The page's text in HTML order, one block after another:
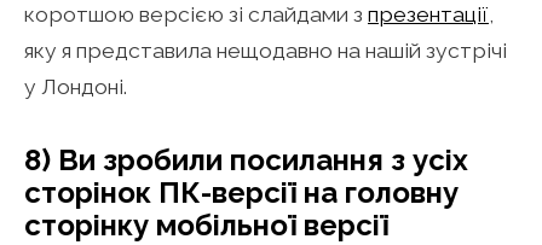
коротшою версією зі слайдами з презентації
яку я представила нещодавно на нашій зустрічі
у Лондоні.
8) Ви зробили посилання з усіх
сторінок ПК-версії на головну
сторінку мобільної версії